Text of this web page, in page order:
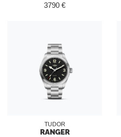
3790 €
TUDOR
RANGER